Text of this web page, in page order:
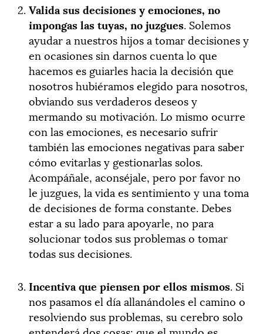
Valida sus decisiones y emociones, no
impongas las tuyas, no juzgues. Solemos
ayudar a nuestros hijos a tomar decisiones y
en ocasiones sin darnos cuenta lo que
hacemos es guiarles hacia la decisión que
nosotros hubiéramos elegido para nosotros,
obviando sus verdaderos deseos y
mermando su motivación. Lo mismo ocurre
con las emociones, es necesario sufrir
también las emociones negativas para saber
cómo evitarlas y gestionarlas solos.
Acompáñale, aconséjale, pero por favor no
le juzgues, la vida es sentimiento y una toma
de decisiones de forma constante. Debes
estar a su lado para apoyarle, no para
solucionar todos sus problemas o tomar
todas sus decisiones.
Incentiva que piensen por ellos mismos. Si
nos pasamos el día allanándoles el camino o
resolviendo sus problemas, su cerebro solo